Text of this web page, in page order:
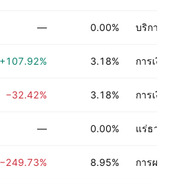
— 0.00% บริการเ
+107.92% 3.18% การเงิน
−32.42% 3.18% การเงิน
— 0.00% แร่ธาตุไม่
−249.73% 8.95% การผลิตข